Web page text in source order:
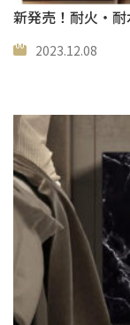
新発売！耐火・
2023.12.08